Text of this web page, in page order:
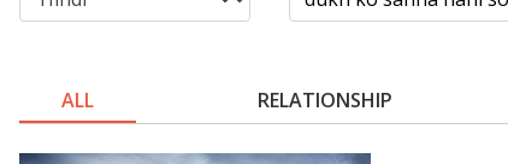
ALL RELATIONSHIP